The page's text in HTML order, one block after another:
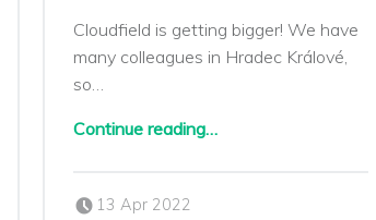
Cloudfield is getting bigger! We have
many colleagues in Hradec Králové,
so…
Continue reading…
13 Apr 2022